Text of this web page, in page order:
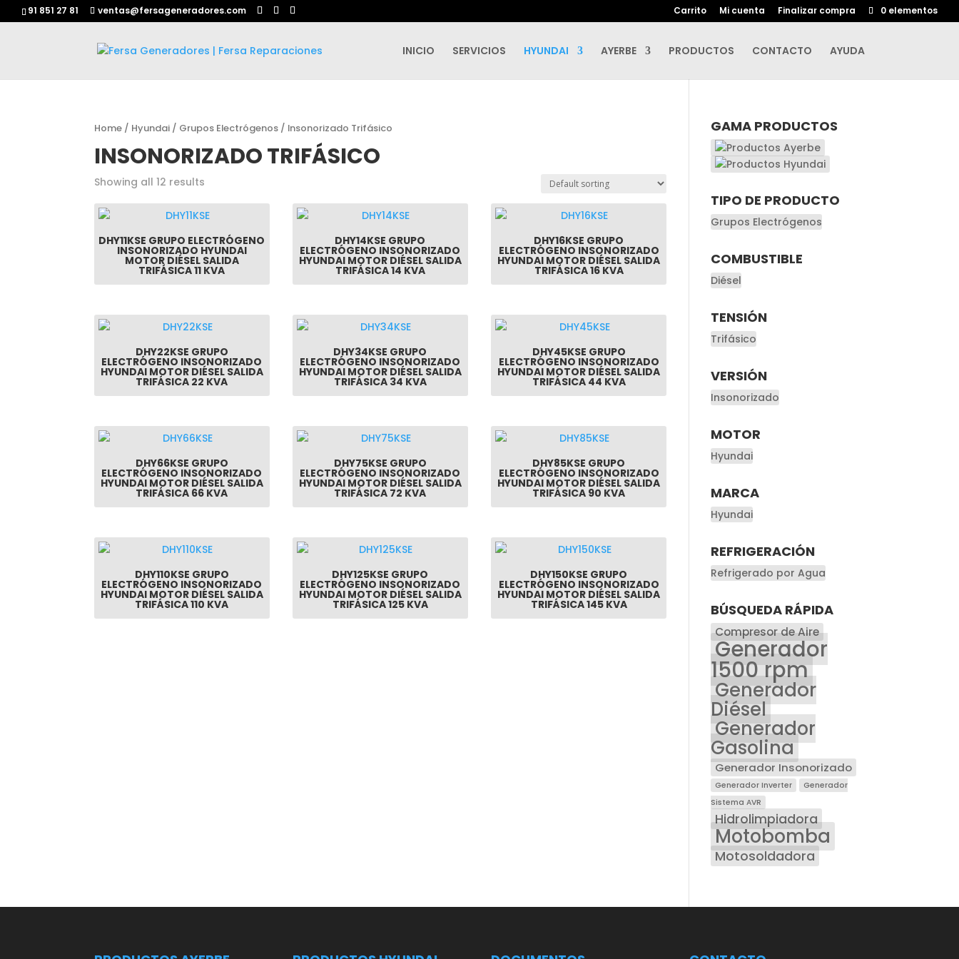
91 851 27 81 ventas@fersageneradores.com Carrito Mi cuenta Finalizar compra 0 elementos
INICIO SERVICIOS HYUNDAI AYERBE PRODUCTOS CONTACTO AYUDA
Home / Hyundai / Grupos Electrógenos / Insonorizado Trifásico
INSONORIZADO TRIFÁSICO
Showing all 12 results
DHY11KSE GRUPO ELECTRÓGENO
INSONORIZADO HYUNDAI
MOTOR DIÉSEL SALIDA
TRIFÁSICA 11 KVA
DHY14KSE GRUPO
ELECTRÓGENO INSONORIZADO
HYUNDAI MOTOR DIÉSEL SALIDA
TRIFÁSICA 14 KVA
DHY16KSE GRUPO
ELECTRÓGENO INSONORIZADO
HYUNDAI MOTOR DIÉSEL SALIDA
TRIFÁSICA 16 KVA
DHY22KSE GRUPO
ELECTRÓGENO INSONORIZADO
HYUNDAI MOTOR DIÉSEL SALIDA
TRIFÁSICA 22 KVA
DHY34KSE GRUPO
ELECTRÓGENO INSONORIZADO
HYUNDAI MOTOR DIÉSEL SALIDA
TRIFÁSICA 34 KVA
DHY45KSE GRUPO
ELECTRÓGENO INSONORIZADO
HYUNDAI MOTOR DIÉSEL SALIDA
TRIFÁSICA 44 KVA
DHY66KSE GRUPO
ELECTRÓGENO INSONORIZADO
HYUNDAI MOTOR DIÉSEL SALIDA
TRIFÁSICA 66 KVA
DHY75KSE GRUPO
ELECTRÓGENO INSONORIZADO
HYUNDAI MOTOR DIÉSEL SALIDA
TRIFÁSICA 72 KVA
DHY85KSE GRUPO
ELECTRÓGENO INSONORIZADO
HYUNDAI MOTOR DIÉSEL SALIDA
TRIFÁSICA 90 KVA
DHY110KSE GRUPO
ELECTRÓGENO INSONORIZADO
HYUNDAI MOTOR DIÉSEL SALIDA
TRIFÁSICA 110 KVA
DHY125KSE GRUPO
ELECTRÓGENO INSONORIZADO
HYUNDAI MOTOR DIÉSEL SALIDA
TRIFÁSICA 125 KVA
DHY150KSE GRUPO
ELECTRÓGENO INSONORIZADO
HYUNDAI MOTOR DIÉSEL SALIDA
TRIFÁSICA 145 KVA
GAMA PRODUCTOS
TIPO DE PRODUCTO
Grupos Electrógenos
COMBUSTIBLE
Diésel
TENSIÓN
Trifásico
VERSIÓN
Insonorizado
MOTOR
Hyundai
MARCA
Hyundai
REFRIGERACIÓN
Refrigerado por Agua
BÚSQUEDA RÁPIDA
Compresor de Aire
Generador
1500 rpm
Generador
Diésel
Generador
Gasolina
Generador Insonorizado
Generador Inverter
Generador
Sistema AVR
Hidrolimpiadora
Motobomba
Motosoldadora